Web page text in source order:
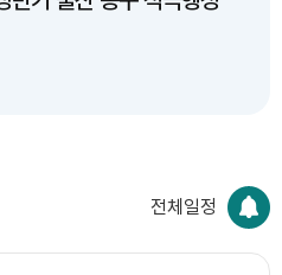
전체일정